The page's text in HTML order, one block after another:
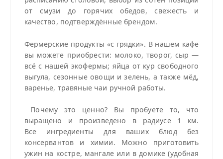
от смузи до горячих обедов, свежесть и
качество, подтверждённые брендом.
Фермерские продукты «с грядки». В нашем кафе
вы можете приобрести: молоко, творог, сыр —
всё с нашей экофермы; яйца от кур свободного
выгула, сезонные овощи и зелень, а также мёд,
варенье, травяные чаи ручной работы.
Почему это ценно? Вы пробуете то, что
выращено и произведено в радиусе 1 км.
Все ингредиенты для ваших блюд без
консервантов и химии. Можно приготовить
ужин на костре, мангале или в домике (удобная